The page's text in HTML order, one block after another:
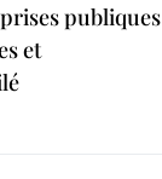
publiques
et